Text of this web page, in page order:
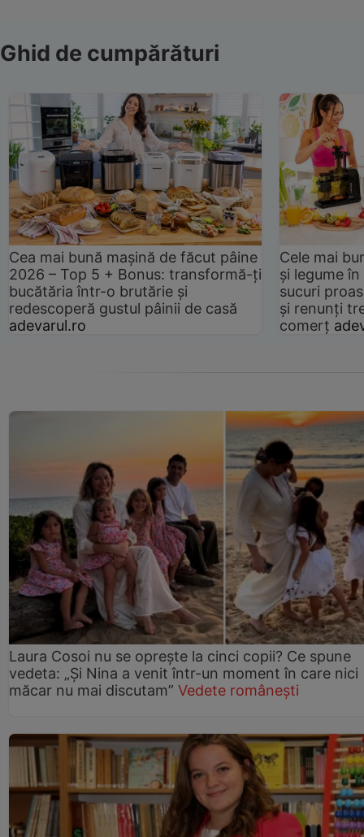
Ghid de cumpărături
Cea mai bună mașină de făcut pâine
2026 – Top 5 + Bonus: transformă-ți
bucătăria într-o brutărie și
redescoperă gustul pâinii de casă
adevarul.ro
Cele mai
și legume
sucuri
și renunți
comerț
Laura Cosoi nu se oprește la cinci copii? Ce spune
vedeta: „Și Nina a venit într-un moment în care nici
măcar nu mai discutam” Vedete românești